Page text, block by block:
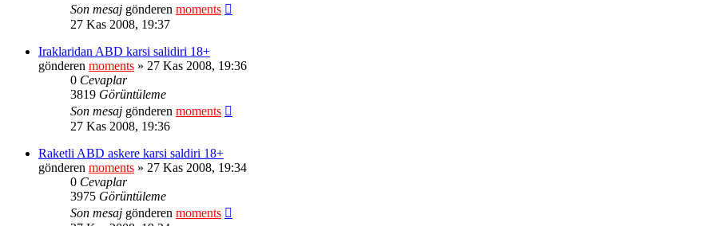
Son mesaj gönderen moments
27 Kas 2008, 19:37
Iraklaridan ABD karsi salidiri 18+
gönderen moments » 27 Kas 2008, 19:36
0 Cevaplar
3819 Görüntüleme
Son mesaj gönderen moments
27 Kas 2008, 19:36
Raketli ABD askere karsi saldiri 18+
gönderen moments » 27 Kas 2008, 19:34
0 Cevaplar
3975 Görüntüleme
Son mesaj gönderen moments